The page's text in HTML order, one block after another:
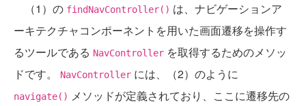
（1）の findNavController() は、ナビゲーションア
ーキテクチャコンポーネントを用いた画面遷移を操作す
るツールである NavController を取得するためのメソッ
ドです。
NavController には、（2）のように
navigate() メソッドが定義されており、ここに遷移先の